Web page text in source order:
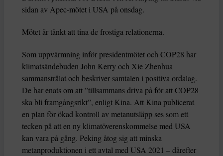
sidan av Apec-mötet i USA på onsdag.
Mötet är tänkt att tina de frostiga relationerna.
Som uppvärmning inför presidentmötet och COP28 har
klimatsändebuden John Kerry och Xie Zhenhua
sammanstrålat och beskriver samtalen i positiva ordalag.
De har enats om att ”tillsammans driva på för att COP28
ska bli framgångsrikt”, enligt Kina. Att Kina publicerat
en plan för ökad kontroll av metanutsläpp ses som ett
tecken på att en ny klimatöverenskommelse med USA
kan vara på gång. Peking åtog sig att minska
metanproduktionen i ett avtal med USA 2021 – därefter